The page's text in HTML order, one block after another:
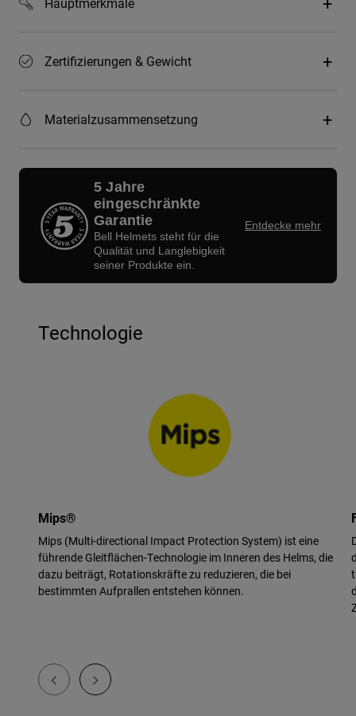
Zertifizierungen & Gewicht
Materialzusammensetzung
5 Jahre
eingeschränkte
Garantie
Bell Helmets steht für die
Qualität und Langlebigkeit
seiner Produkte ein.
Entdecke mehr
Technologie
Mips®
Mips (Multi-directional Impact Protection System) ist eine
führende Gleitflächen-Technologie im Inneren des Helms, die
dazu beiträgt, Rotationskräfte zu reduzieren, die bei
bestimmten Aufprallen entstehen können.